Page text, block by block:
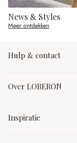
News & Styles
Meer ontdekken
Hulp & contact
Over LOBERON
Inspiratie